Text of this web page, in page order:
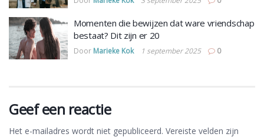
Momenten die bewijzen dat ware vriendschap
bestaat? Dit zijn er 20
Door Marieke Kok 1 september 2025 0
Geef een reactie
Het e-mailadres wordt niet gepubliceerd. Vereiste velden zijn